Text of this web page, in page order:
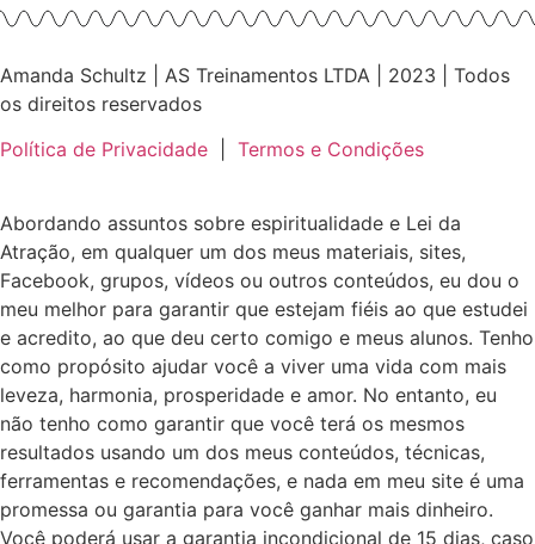
Amanda Schultz | AS Treinamentos LTDA | 2023 | Todos
os direitos reservados
Política de Privacidade
Termos e Condições
Abordando assuntos sobre espiritualidade e Lei da
Atração, em qualquer um dos meus materiais, sites,
Facebook, grupos, vídeos ou outros conteúdos, eu dou o
meu melhor para garantir que estejam fiéis ao que estudei
e acredito, ao que deu certo comigo e meus alunos. Tenho
como propósito ajudar você a viver uma vida com mais
leveza, harmonia, prosperidade e amor. No entanto, eu
não tenho como garantir que você terá os mesmos
resultados usando um dos meus conteúdos, técnicas,
ferramentas e recomendações, e nada em meu site é uma
promessa ou garantia para você ganhar mais dinheiro.
Você poderá usar a garantia incondicional de 15 dias, caso